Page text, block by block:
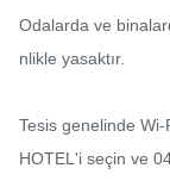
Odalarda ve
nlikle yasaktır.
Tesis genelinde Wi-
HOTEL'i seçin ve